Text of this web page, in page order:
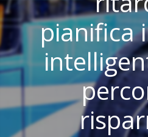
pianifica